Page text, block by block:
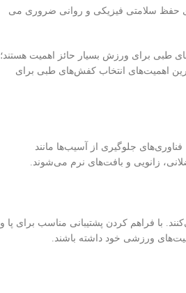
حفظ سلامتی فیزیکی و روانی ضروری می
طبی برای ورزش بسیار حائز اهمیت هستند؛
اهمیت‌های انتخاب کفش‌های طبی برای
جلوگیری از آسیب‌ها مانند
زانویی و بافت‌های نرم می‌شوند.
با فراهم کردن پشتیبانی مناسب برای پا و
ورزشی خود داشته باشند.